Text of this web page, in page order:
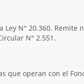
N° 20.360. Remite
N° 2.551.
que operan con el